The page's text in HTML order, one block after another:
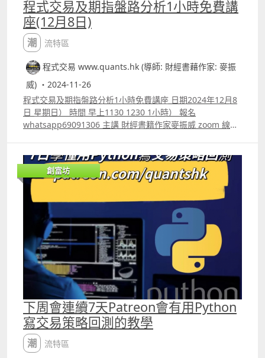
程式交易及期指盤路分析1小時免費講
座(12月8日)
潮流特區
程式交易 www.quants.hk (導師: 財經書藉作家: 麥振
威) ・2024-11-26
程式交易及期指盤路分析1小時免費講座 日期2024年12月8
日 星期日） 時間 早上1130 1230 1小時） 報名
whatsapp69091306 主講 財經書籍作家麥振威 zoom 線上
Footprint chart教學及用trading view自制Footprint chart
方法 4.如何快速將pine script寫的交易策略轉為python版
本 5.如何快速學懂用python寫運用排盤市場深度數據的交
易策略autotrade 6.期指盤路分析原理講解 報名whatspp
69091306 或電郵paul.mark881@gmail.com
創富坊
下周會連續7天Patreon會有用Python
寫交易策略回測的教學
潮流特區